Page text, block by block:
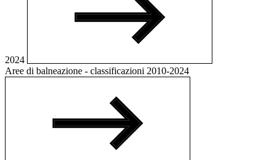
2024
Aree di balneazione - classificazioni 2010-2024